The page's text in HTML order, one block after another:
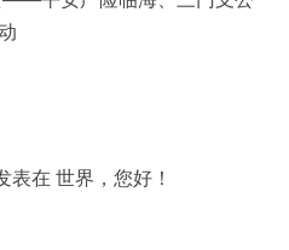
表在 世界，您好！